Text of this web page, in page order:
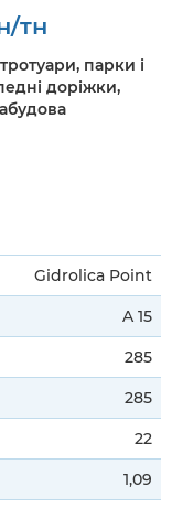
тн
парки і
доріжки,
Gidrolica Point
A 15
285
285
22
1,09